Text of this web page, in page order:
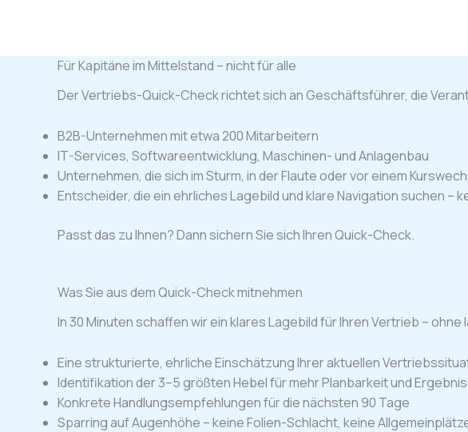
Für Kapitäne im Mittelstand – nicht für alle
Der Vertriebs-Quick-Check richtet sich an Geschäftsführer, die
B2B-Unternehmen mit etwa 200 Mitarbeitern
IT-Services, Softwareentwicklung, Maschinen- und Anlagenbau
Unternehmen, die sich im Sturm, in der Flaute oder vor einem
Entscheider, die ein ehrliches Lagebild und klare Navigation suchen –
Passt das zu Ihnen? Dann sichern Sie sich Ihren Quick-Check.
Was Sie aus dem Quick-Check mitnehmen
In 30 Minuten schaffen wir ein klares Lagebild für Ihren Vertrieb –
Eine strukturierte, ehrliche Einschätzung Ihrer aktuellen
Identifikation der 3–5 größten Hebel für mehr Planbarkeit und
Konkrete Handlungsempfehlungen für die nächsten 90 Tage
Sparring auf Augenhöhe – keine Folien-Schlacht, keine